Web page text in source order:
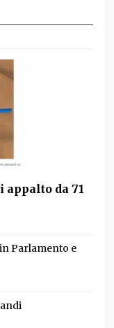
da 71
Parlamento e